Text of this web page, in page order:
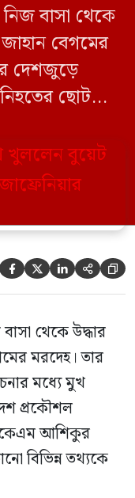
বাসা থেকে
বেগমের
দেশজুড়ে
ছোট
রহমান।
তথ্যকে
(৩ জুন)
এই […]
    
থেকে উদ্ধার
মরদেহ। তার
মধ্যে মুখ
প্রকৌশল
আশিকুর
বিভিন্ন তথ্যকে